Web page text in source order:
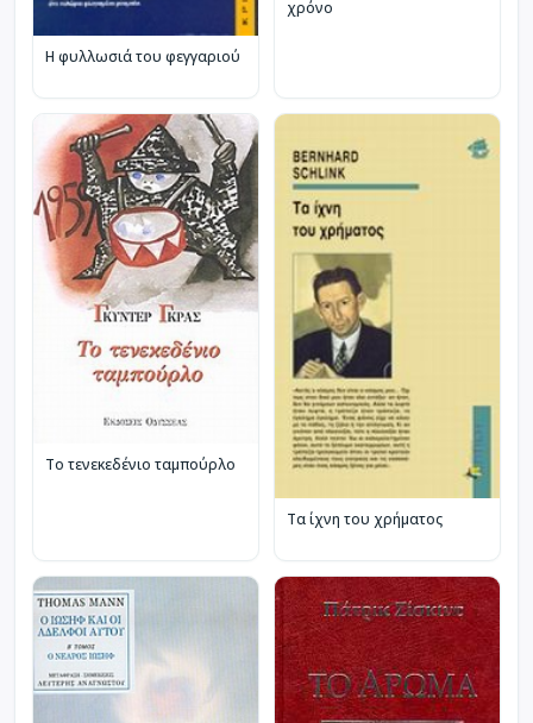
Η φυλλωσιά του φεγγαριού
χρόνο
Το τενεκεδένιο ταμπούρλο
Τα ίχνη του χρήματος